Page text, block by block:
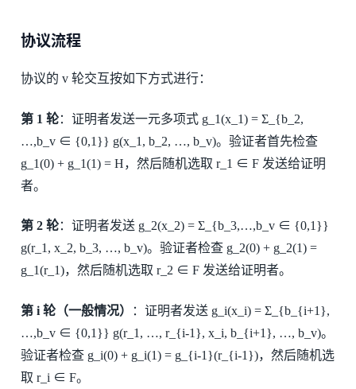
协议流程
协议的 v 轮交互按如下方式进行：
第 1 轮：证明者发送一元多项式 g_1(x_1) = Σ_{b_2,
…,b_v ∈ {0,1}} g(x_1, b_2, …, b_v)。验证者首先检查
g_1(0) + g_1(1) = H，然后随机选取 r_1 ∈ F 发送给证明
者。
第 2 轮：证明者发送 g_2(x_2) = Σ_{b_3,…,b_v ∈ {0,1}}
g(r_1, x_2, b_3, …, b_v)。验证者检查 g_2(0) + g_2(1) =
g_1(r_1)，然后随机选取 r_2 ∈ F 发送给证明者。
第 i 轮（一般情况）
：证明者发送 g_i(x_i) = Σ_{b_{i+1},
…,b_v ∈ {0,1}} g(r_1, …, r_{i-1}, x_i, b_{i+1}, …, b_v)。
验证者检查 g_i(0) + g_i(1) = g_{i-1}(r_{i-1})，然后随机选
取 r_i ∈ F。